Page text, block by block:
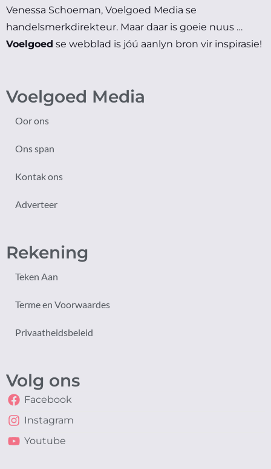
Venessa Schoeman, Voelgoed Media se
handelsmerkdirekteur. Maar daar is goeie nuus …
Voelgoed se webblad is jóú aanlyn bron vir inspirasie!
Voelgoed Media
Oor ons
Ons span
Kontak ons
Adverteer
Rekening
Teken Aan
Terme en Voorwaardes
Privaatheidsbeleid
Volg ons
Facebook
Instagram
Youtube